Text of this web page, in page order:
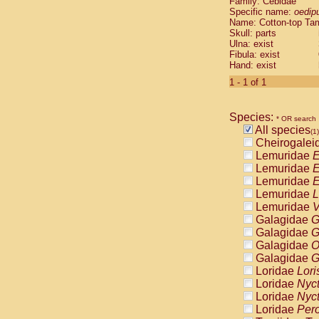
Cebidae
Cebidae
Cebidae
Cebidae
Cebidae
Cebidae
Cebidae
Cebidae
Cebidae
Cebidae
Cebidae
Cebidae
Atelidae
Atelidae
Atelidae
Atelidae
Atelidae
Atelidae
Atelidae
Atelidae
Atelidae
Atelidae
Pitheciidae
Specific name:
Name: Cotton-top
Skull: parts
Ulna: exist
Fibula: exist
Hand: exist
1 - 1 of 1
Species: * OR search
All species(1)
Lemuridae
Lemuridae
Lemuridae
Lemuridae
Lemuridae
Galagidae
Galagidae
Galagidae
Galagidae
Loridae
Loridae
Loridae
Loridae